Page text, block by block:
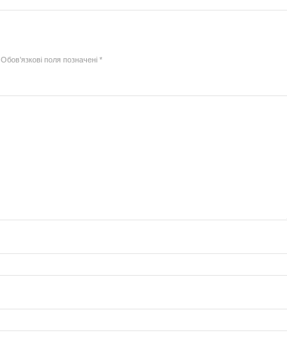
Обов’язкові поля позначені*